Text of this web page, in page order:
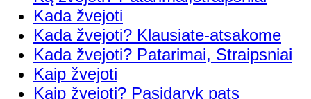
Kada žvejoti
Kada žvejoti? Klausiate-atsakome
Kada žvejoti? Patarimai, Straipsniai
Kaip žvejoti
Kaip žvejoti? Pasidaryk pats